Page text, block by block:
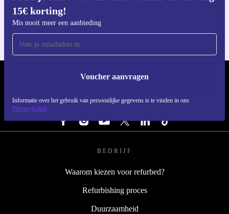
15€ korting!
Mis nooit meer een aanbieding
Voucher aanvragen
Informatie over het gebruik van persoonlijke gegevens is te vinden in ons
Privacybeleid
REFURBED NEDERLAND - RETHINK NEW.
VOLG ONS
BEDRIJF
Waarom kiezen voor refurbed?
Refurbishing proces
Duurzaamheid